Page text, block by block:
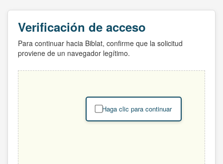
Verificación de acceso
Para continuar hacia Biblat, confirme que la solicitud
proviene de un navegador legítimo.
Haga clic para continuar